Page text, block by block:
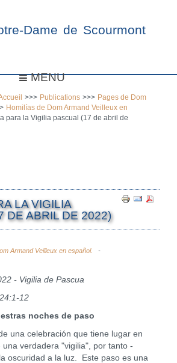
Dame de Scourmont
MENU
>>> Publications >>> Pages de Dom
Homilías de Dom Armand Veilleux en
para la Vigilia pascual (17 de abril de
LA VIGILIA
DE ABRIL DE 2022)
Armand Veilleux en español.
- Vigilia de Pascua
12
noches de paso
una celebración que tiene lugar en
una verdadera "vigilia", por tanto -
oscuridad a la luz. Este paso es una